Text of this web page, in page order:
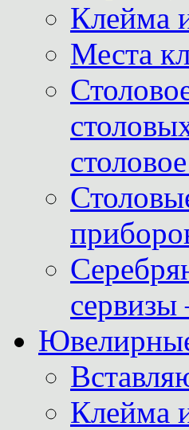
Клейма
Места
сервизы
Клейма